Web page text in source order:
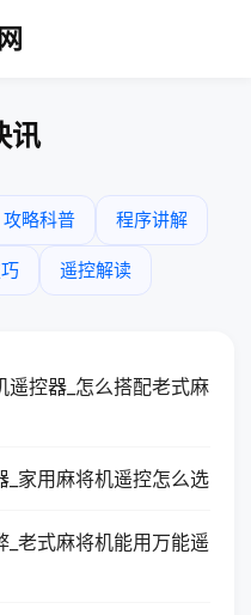
讯
攻略科普 程序讲解
遥控解读
控器_怎么搭配老式麻
_家用麻将机遥控怎么选
_老式麻将机能用万能遥